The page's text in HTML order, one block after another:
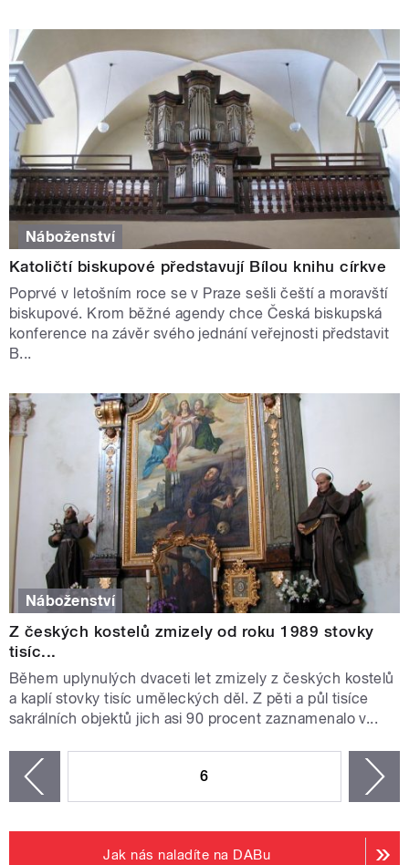
Náboženství
Katoličtí biskupové představují Bílou knihu církve
Poprvé v letošním roce se v Praze sešli čeští a moravští
biskupové. Krom běžné agendy chce Česká biskupská
konference na závěr svého jednání veřejnosti představit
B...
Náboženství
Z českých kostelů zmizely od roku 1989 stovky
tisíc...
Během uplynulých dvaceti let zmizely z českých kostelů
a kaplí stovky tisíc uměleckých děl. Z pěti a půl tisíce
sakrálních objektů jich asi 90 procent zaznamenalo v...
6
Jak nás naladíte na DABu